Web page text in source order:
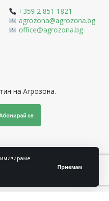
Приемам
+359 2 851 1821
agrozona@agrozona.bg
office@agrozona.bg
на Агрозона.
се
Последвайте ни